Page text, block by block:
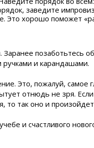
заведите
Это хорошо поможет
Заранее позаботьтесь
ручками и карандашами.
Это, пожалуй, самое
отнюдь не зря.
то так оно и
и счастливого